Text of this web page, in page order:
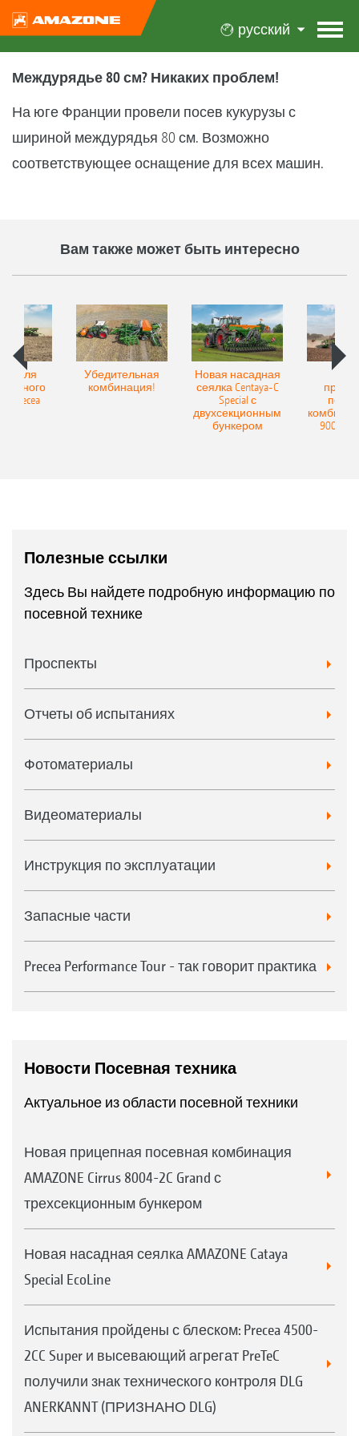
русский
Междурядье 80 см? Никаких проблем!
На юге Франции провели посев кукурузы с
шириной междурядья 80 см. Возможно
соответствующее оснащение для всех машин.
Вам также может быть интересно
для
точного
Precea
Убедительная
комбинация!
Новая насадная
сеялка Centaya-C
Special с
двухсекционным
бункером
9004-
Полезные ссылки
Здесь Вы найдете подробную информацию по
посевной технике
Проспекты
Отчеты об испытаниях
Фотоматериалы
Видеоматериалы
Инструкция по эксплуатации
Запасные части
Precea Performance Tour - так говорит практика
Новости Посевная техника
Актуальное из области посевной техники
Новая прицепная посевная комбинация
AMAZONE Cirrus 8004-2C Grand с
трехсекционным бункером
Новая насадная сеялка AMAZONE Cataya
Special EcoLine
Испытания пройдены с блеском: Precea 4500-
2CC Super и высевающий агрегат PreTeC
получили знак технического контроля DLG
ANERKANNT (ПРИЗНАНО DLG)